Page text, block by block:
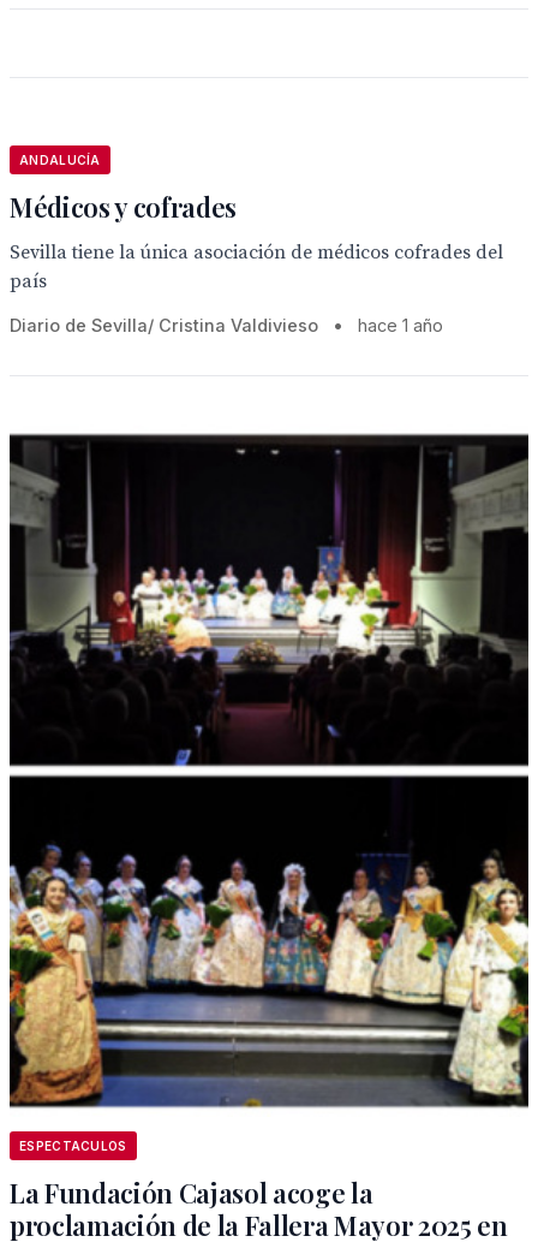
ANDALUCÍA
Médicos y cofrades
Sevilla tiene la única asociación de médicos cofrades del
país
Diario de Sevilla/ Cristina Valdivieso • hace 1 año
ESPECTACULOS
La Fundación Cajasol acoge la
proclamación de la Fallera Mayor 2025 en